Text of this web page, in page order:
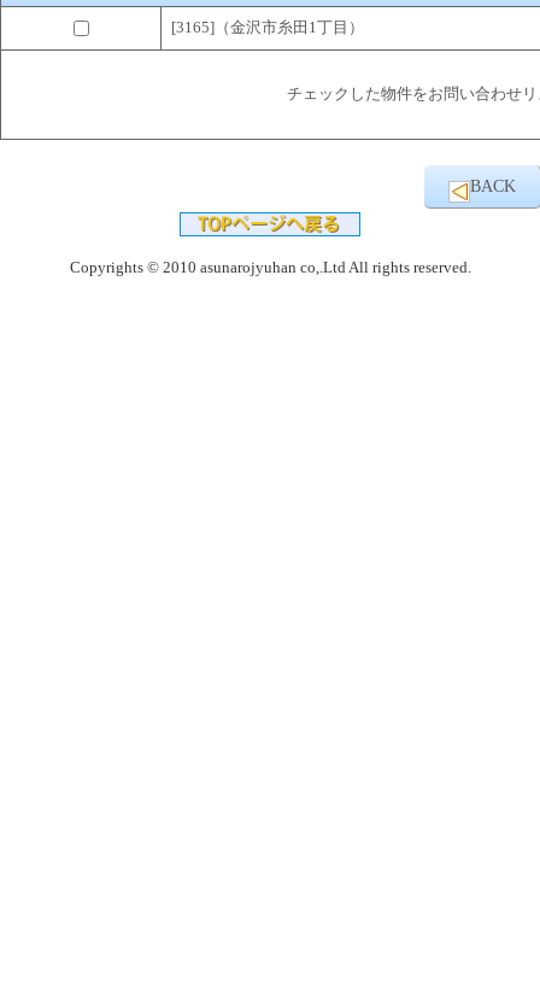
[3165]（金沢市糸田1丁目）
チェックした物件をお問い合わせ
BACK
Copyrights © 2010 asunarojyuhan co,.Ltd All rights reserved.